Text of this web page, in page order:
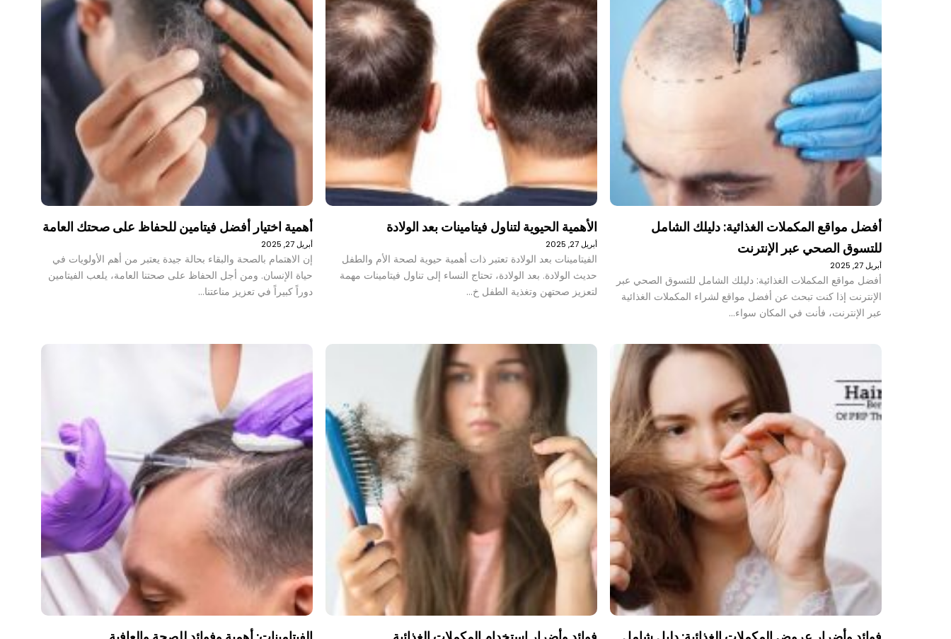
أفضل مواقع المكملات الغذائية: دليلك الشامل
للتسوق الصحي عبر الإنترنت
أبريل 27, 2025
أفضل مواقع المكملات الغذائية: دليلك الشامل للتسوق الصحي عبر
الإنترنت إذا كنت تبحث عن أفضل مواقع لشراء المكملات الغذائية
عبر الإنترنت، فأنت في المكان سواء…
الأهمية الحيوية لتناول فيتامينات بعد الولادة
أبريل 27, 2025
الفيتامينات بعد الولادة تعتبر ذات أهمية حيوية لصحة الأم والطفل
حديث الولادة. بعد الولادة، تحتاج النساء إلى تناول فيتامينات مهمة
لتعزيز صحتهن وتغذية الطفل خ…
أهمية اختيار أفضل فيتامين للحفاظ على صحتك العامة
أبريل 27, 2025
إن الاهتمام بالصحة والبقاء بحالة جيدة يعتبر من أهم الأولويات في
حياة الإنسان. ومن أجل الحفاظ على صحتنا العامة، يلعب الفيتامين
دوراً كبيراً في تعزيز مناعتنا…